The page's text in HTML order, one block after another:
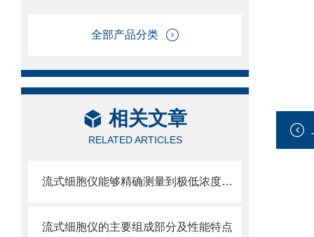
全部产品分类
相关文章
RELATED ARTICLES
流式细胞仪能够精确测量到极低浓度的标记物
流式细胞仪的主要组成部分及性能特点